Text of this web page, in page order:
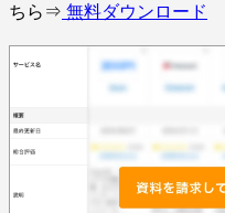
ちら⇒ 無料ダウンロード